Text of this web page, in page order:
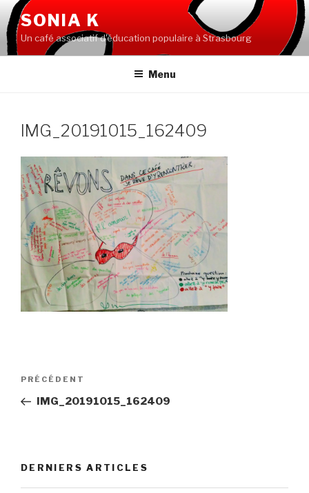
Aller
au
contenu
principal
SONIA K
Un café associatif d'éducation populaire à Strasbourg
Menu
IMG_20191015_162409
Navigation
l’article
Article
précédent
PRÉCÉDENT
IMG_20191015_162409
DERNIERS ARTICLES